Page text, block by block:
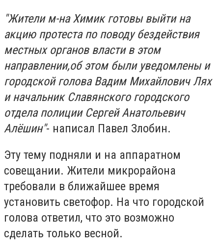
"Жители м-на Химик готовы выйти на
акцию протеста по поводу бездействия
местных органов власти в этом
направлении,об этом были уведомлены и
городской голова Вадим Михайлович Лях
и начальник Славянского городского
отдела полиции Сергей Анатольевич
Алёшин"- написал Павел Злобин.
Эту тему подняли и на аппаратном
совещании. Жители микрорайона
требовали в ближайшее время
установить светофор. На что городской
голова ответил, что это возможно
сделать только весной.